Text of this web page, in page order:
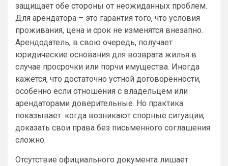
защищает обе стороны от неожиданных проблем.
Для арендатора – это гарантия того, что условия
проживания, цена и срок не изменятся внезапно.
Арендодатель, в свою очередь, получает
юридические основания для возврата жилья в
случае просрочки или порчи имущества. Иногда
кажется, что достаточно устной договорённости,
особенно если отношения с владельцем или
арендаторами доверительные. Но практика
показывает: когда возникают спорные ситуации,
доказать свои права без письменного соглашения
сложно.
Отсутствие официального документа лишает